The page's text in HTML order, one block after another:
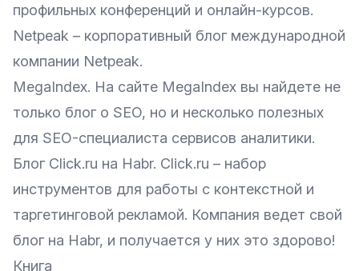
профильных конференций и онлайн-курсов.
Netpeak – корпоративный блог международной
компании Netpeak.
MegaIndex. На сайте MegaIndex вы найдете не
только блог о SEO, но и несколько полезных
для SEO-специалиста сервисов аналитики.
Блог Click.ru на Habr. Click.ru – набор
инструментов для работы с контекстной и
таргетинговой рекламой. Компания ведет свой
блог на Habr, и получается у них это здорово!
Книга